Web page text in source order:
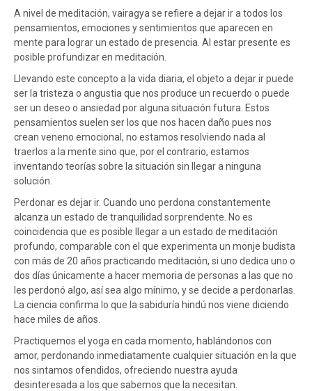
A nivel de meditación, vairagya se refiere a dejar ir a todos los
pensamientos, emociones y sentimientos que aparecen en
mente para lograr un estado de presencia. Al estar presente es
posible profundizar en meditación.
Llevando este concepto a la vida diaria, el objeto a dejar ir puede
ser la tristeza o angustia que nos produce un recuerdo o puede
ser un deseo o ansiedad por alguna situación futura. Estos
pensamientos suelen ser los que nos hacen daño pues nos
crean veneno emocional, no estamos resolviendo nada al
traerlos a la mente sino que, por el contrario, estamos
inventando teorías sobre la situación sin llegar a ninguna
solución.
Perdonar es dejar ir. Cuando uno perdona constantemente
alcanza un estado de tranquilidad sorprendente. No es
coincidencia que es posible llegar a un estado de meditación
profundo, comparable con el que experimenta un monje budista
con más de 20 años practicando meditación, si uno dedica uno o
dos días únicamente a hacer memoria de personas a las que no
les perdonó algo, así sea algo mínimo, y se decide a perdonarlas.
La ciencia confirma lo que la sabiduría hindú nos viene diciendo
hace miles de años.
Practiquemos el yoga en cada momento, hablándonos con
amor, perdonando inmediatamente cualquier situación en la que
nos sintamos ofendidos, ofreciendo nuestra ayuda
desinteresada a los que sabemos que la necesitan.